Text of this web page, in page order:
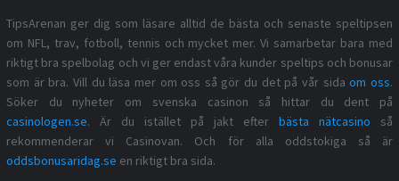
TipsArenan ger dig som läsare alltid de bästa och senaste speltipsen
om NFL, trav, fotboll, tennis och mycket mer. Vi samarbetar bara med
riktigt bra spelbolag och vi ger endast våra kunder speltips och bonusar
som är bra. Vill du läsa mer om oss så gör du det på vår sidaom oss.
Söker du nyheter om svenska casinon så hittar du dent på
casinologen.se. Är du istället på jakt efter bästa nätcasino så
rekommenderar vi Casinovan. Och för alla oddstokiga så är
oddsbonusaridag.se en riktigt bra sida.